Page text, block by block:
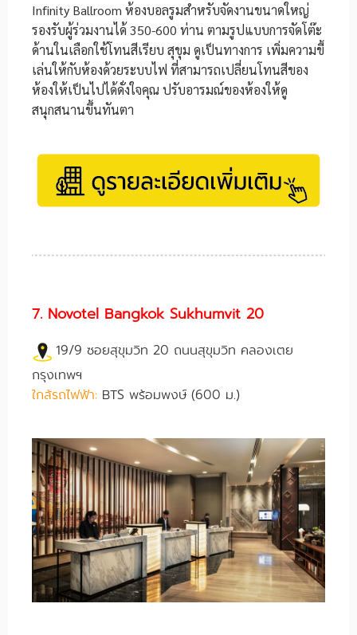
Infinity Ballroom ห้องบอลรูมสำหรับจัดงานขนาดใหญ่
รองรับผู้ร่วมงานได้ 350-600 ท่าน ตามรูปแบบการจัดโต๊ะ
ด้านในเลือกใช้โทนสีเรียบ สุขุม ดูเป็นทางการ เพิ่มความขี้
เล่นให้กับห้องด้วยระบบไฟ ที่สามารถเปลี่ยนโทนสีของ
ห้องให้เป็นไปได้ดั่งใจคุณ ปรับอารมณ์ของห้องให้ดู
สนุกสนานขึ้นทันตา
7. Novotel Bangkok Sukhumvit 20
19/9 ซอยสุขุมวิท 20 ถนนสุขุมวิท คลองเตย
กรุงเทพฯ
ใกล้รถไฟฟ้า: BTS พร้อมพงษ์ (600 ม.)